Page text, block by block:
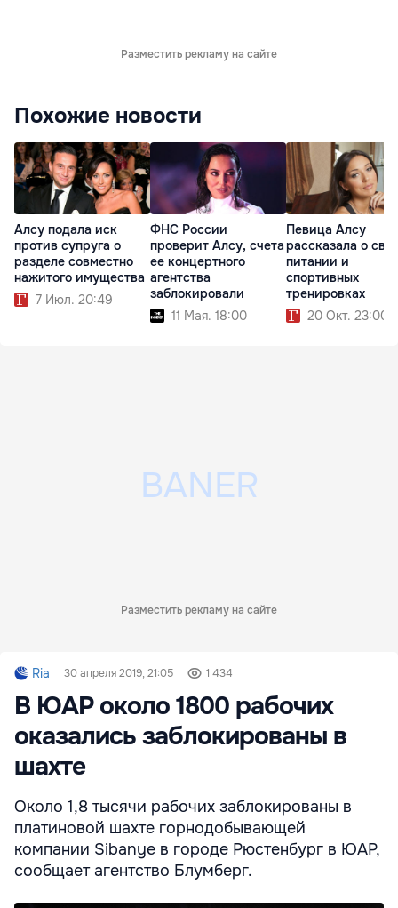
Разместить рекламу на сайте
Похожие новости
Алсу подала иск
против супруга о
разделе совместно
нажитого имущества
7 Июл. 20:49
ФНС России
проверит Алсу, счета
ее концертного
агентства
заблокировали
11 Мая. 18:00
Певица Алсу
рассказала о
питании и
спортивных
тренировках
20 Окт. 23:00
Разместить рекламу на сайте
Ria 30 апреля 2019, 21:05 1 434
В ЮАР около 1800 рабочих
оказались заблокированы в
шахте
Около 1,8 тысячи рабочих заблокированы в
платиновой шахте горнодобывающей
компании Sibanye в городе Рюстенбург в ЮАР,
сообщает агентство Блумберг.